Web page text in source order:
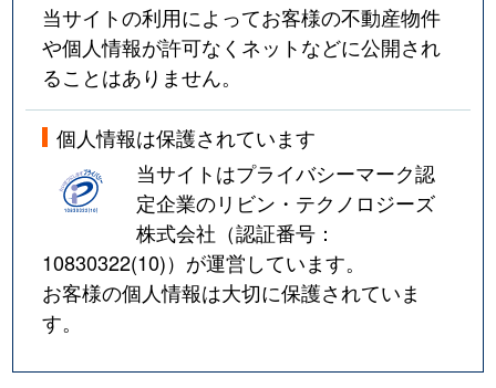
当サイトの利用によってお客様の不動産物件
や個人情報が許可なくネットなどに公開され
ることはありません。
個人情報は保護されています
当サイトはプライバシーマーク認
定企業のリビン・テクノロジーズ
株式会社（認証番号：
10830322(10)）が運営しています。
お客様の個人情報は大切に保護されていま
す。